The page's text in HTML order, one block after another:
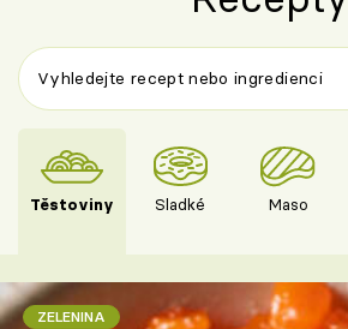
Těstoviny Sladké Maso
ZELENINA